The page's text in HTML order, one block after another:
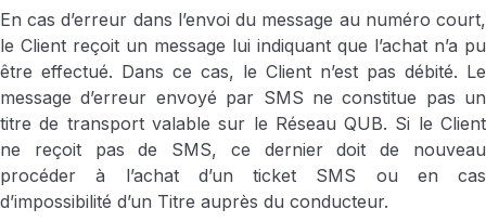
En cas d’erreur dans l’envoi du message au numéro court,
le Client reçoit un message lui indiquant que l’achat n’a pu
être effectué. Dans ce cas, le Client n’est pas débité. Le
message d’erreur envoyé par SMS ne constitue pas un
titre de transport valable sur le Réseau QUB. Si le Client
ne reçoit pas de SMS, ce dernier doit de nouveau
procéder à l’achat d’un ticket SMS ou en cas
d’impossibilité d’un Titre auprès du conducteur.